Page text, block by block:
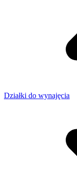
Działki do wynajęcia